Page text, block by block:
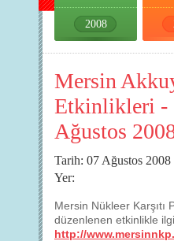
2008
Mersin
Etkinlikleri -
Ağustos
Tarih: 07 Ağustos 2008
Yer:
Mersin Nükleer Karşıtı
düzenlenen etkinlikle
http://